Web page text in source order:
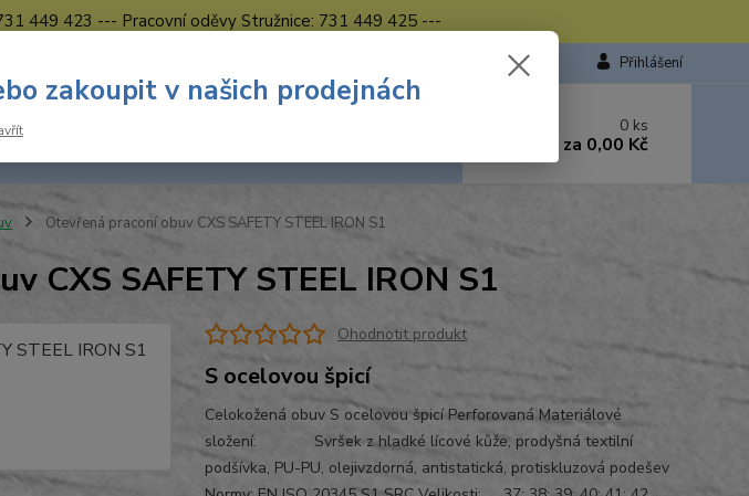
449 423 --- Pracovní oděvy Stružnice: 731 449 425 ---
Přihlášení
Hledat
Nevíte si rady? Zavolejte.
0 ks
za 0,00 Kč
Otevřená praconí obuv CXS SAFETY STEEL IRON S1
CXS SAFETY STEEL IRON S1
Ohodnotit produkt
S ocelovou špicí
Celokožená obuv S ocelovou špicí Perforovaná Materiálové
složení: Svršek z hladké lícové kůže, prodyšná textilní
podšívka, PU-PU, olejivzdorná, antistatická, protiskluzová podešev
zakoupit v našich prodejnách